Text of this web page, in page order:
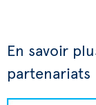
En savoir
partenariats